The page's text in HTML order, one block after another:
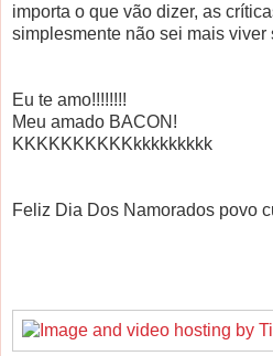
importa o que vão dizer, as
simplesmente não sei mais viver
Eu te amo!!!!!!!!
Meu amado BACON!
KKKKKKKKKKkkkkkkkkk
Feliz Dia Dos Namorados povo